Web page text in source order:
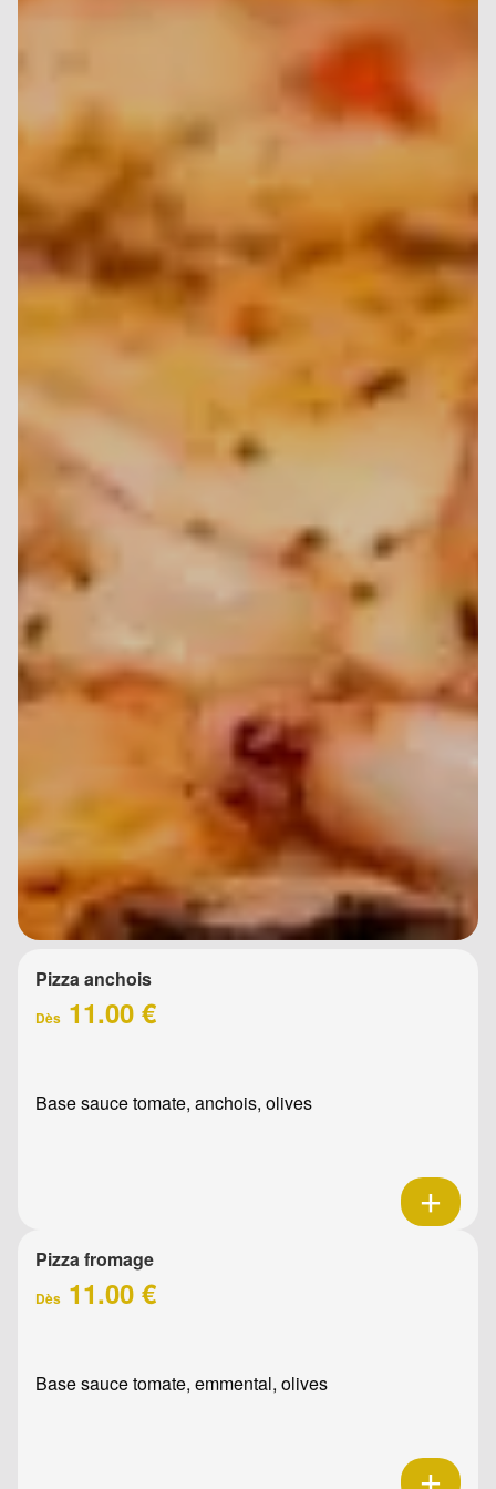
Pizza anchois
Dès 11.00 €
Base sauce tomate, anchois, olives
Pizza fromage
Dès 11.00 €
Base sauce tomate, emmental, olives